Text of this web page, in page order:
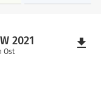
2021
Ost
file_download